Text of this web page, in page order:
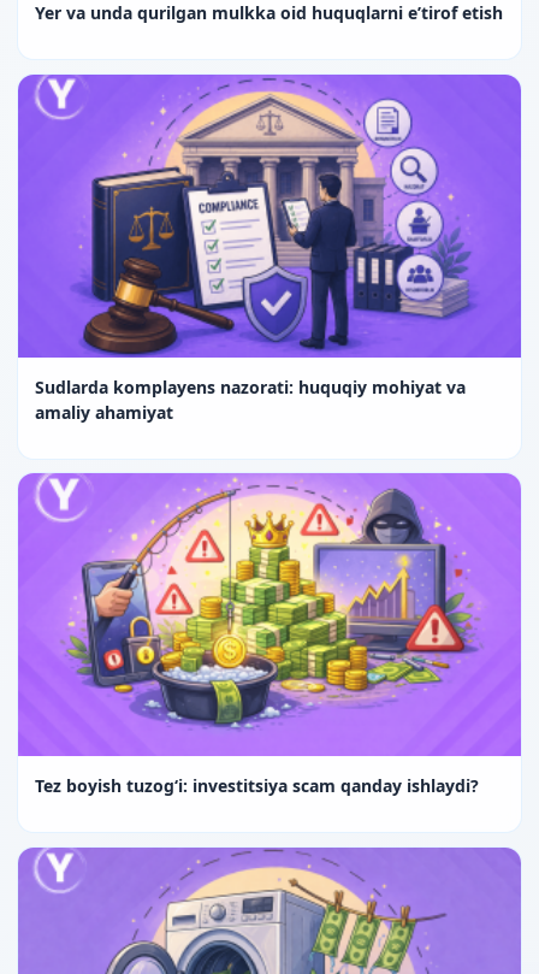
Yer va unda qurilgan mulkka oid huquqlarni e’tirof etish
Sudlarda komplayens nazorati: huquqiy mohiyat va
amaliy ahamiyat
Tez boyish tuzog‘i: investitsiya scam qanday ishlaydi?